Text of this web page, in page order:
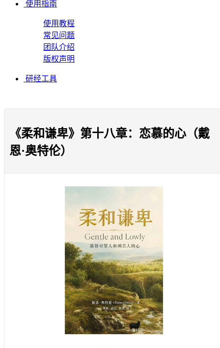
使用指南
使用教程
常见问题
团队介绍
版权声明
研经工具
《柔和谦卑》第十八章：恋慕的心（戴
恩·奥特伦）